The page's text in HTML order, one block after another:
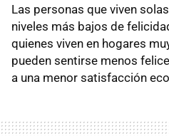
Las personas que viven
niveles más bajos de
quienes viven en hogares
pueden sentirse menos
a una menor satisfacción